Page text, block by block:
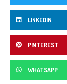
LINKEDIN
PINTEREST
WHATSAPP